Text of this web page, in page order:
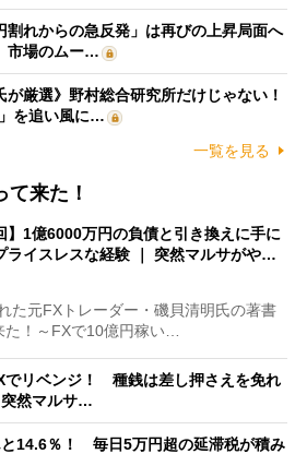
割れからの急反発」は再びの上昇局面へ
市場のムー…
が厳選》野村総合研究所だけじゃない！
」を追い風に…
一覧を見る
来た！
】1億6000万円の負債と引き換えに手に
ライスレスな経験 ｜ 突然マルサがや…
た元FXトレーダー・磯貝清明氏の著書
た！～FXで10億円稼い…
でリベンジ！ 種銭は差し押さえを免れ
突然マルサ…
と14.6％！ 毎日5万円超の延滞税が積み